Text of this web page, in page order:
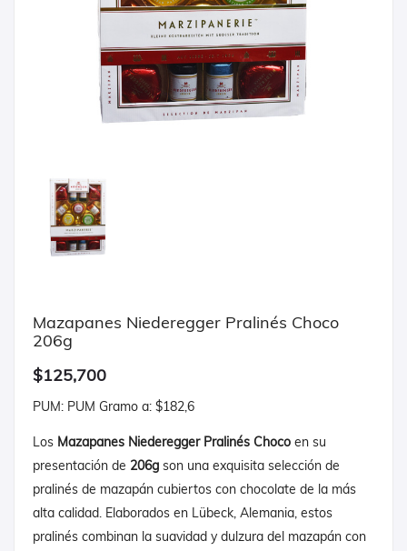
Mazapanes Niederegger Pralinés Choco
206g
$125,700
PUM: PUM Gramo a: $182,6
Los Mazapanes Niederegger Pralinés Choco en su
presentación de 206g son una exquisita selección de
pralinés de mazapán cubiertos con chocolate de la más
alta calidad. Elaborados en Lübeck, Alemania, estos
pralinés combinan la suavidad y dulzura del mazapán con